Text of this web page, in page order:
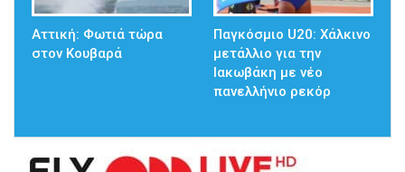
Αττική: Φωτιά τώρα
στον Κουβαρά
Παγκόσμιο U20: Χάλκινο
μετάλλιο για την
Ιακωβάκη με νέο
πανελλήνιο ρεκόρ